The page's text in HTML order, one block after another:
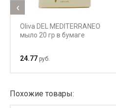
Oliva DEL MEDITERRANEO
мыло 20 гр в бумаге
24.77 руб.
‹
Похожие товары: